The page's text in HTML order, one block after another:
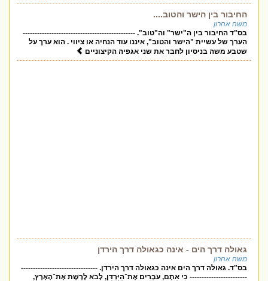
החיבור בין הישר והטוב....
משה אהרון
בס"ד החיבור בין ה"ישר" וה"טוב". -----------------------------------------------
הערך של עשיית "הישר והטוב", איננו עוד הנחיה או ציווי . הוא ערך על
שטבע משה בניסיון לחבר את שני אגפיה הקיצוניים
גאולה דרך הים - אינה כגאולה דרך הירדן
משה אהרון
בס"ד. גאולה דרך הים אינה כגאולה דרך הירדן. --------------------------------
------------------------ כִּי אַתֶּם, עֹבְרִים אֶת־הַיַּרְדֵּן, לָבֹא לָרֶשֶׁת אֶת־הָאָרֶץ,